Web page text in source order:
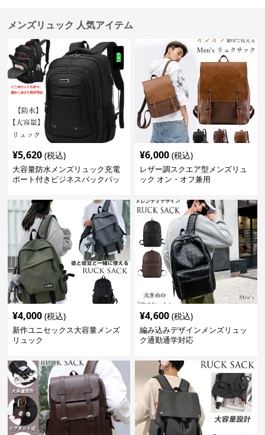
メンズリュック 人気アイテム
¥5,620 (税込)
大容量防水メンズリュック充電
ポート付きビジネスバックパッ
¥6,000 (税込)
レザー調スクエア型メンズリュ
ック オン・オフ兼用
¥4,000 (税込)
新作ユニセックス大容量メンズ
リュック
¥4,600 (税込)
編み込みデザインメンズリュッ
ク通勤通学対応